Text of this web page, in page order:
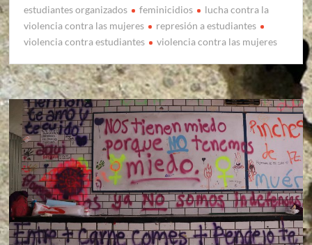
estudiantes organizados
feminicidios
lucha contra la
violencia contra las mujeres
represión a estudiantes
violencia contra estudiantes
violencia contra las mujeres